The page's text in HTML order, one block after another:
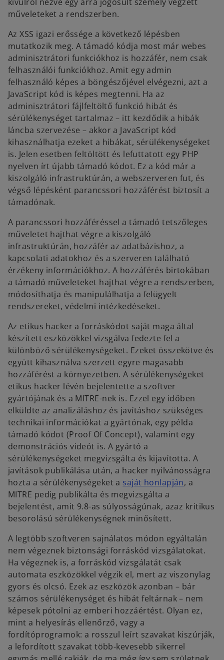
műveleteket a rendszerben.
Az XSS igazi erőssége a következő lépésben
mutatkozik meg. A támadó kódja most már webes
adminisztrátori funkciókhoz is hozzáfér, nem csak
felhasználói funkciókhoz. Amit egy admin
felhasználó képes a böngészőjével elvégezni, azt a
JavaScript kód is képes megtenni. Ha az
adminisztrátori fájlfeltöltő funkció hibát és
sérülékenységet tartalmaz – itt kezdődik a hibák
láncba szervezése – akkor a JavaScript kód
kihasználhatja ezeket a hibákat, sérülékenységeket
is. Jelen esetben feltöltött és lefuttatott egy PHP
nyelven írt újabb támadó kódot. Ez a kód már a
kiszolgáló infrastruktúrán, a webszerveren fut, és
végső lépésként parancssori hozzáférést biztosít a
támadónak.
A parancssori hozzáféréssel a támadó tetszőleges
műveletet hajthat végre a kiszolgáló
infrastruktúrán, hozzáfér az adatbázishoz, a
kapcsolati adatokhoz és a szerveren található
érzékeny információkhoz. A hozzáférés birtokában
a támadó műveleteket hajthat végre a rendszerben,
módosíthatja és manipulálhatja a felügyelt
rendszereket, védelmi intézkedéseket.
Az etikus hacker a forráskódot saját maga által
készített eszközökkel vizsgálva fedezte fel a
különböző sérülékenységeket. Ezeket összekötve és
együtt kihasználva szerzett egyre magasabb
hozzáférést a környezetben. A sérülékenységeket
etikus hacker lévén bejelentette a szoftver
gyártójának és a MITRE-nek is. Ezzel egy időben
elküldte az analizáláshoz és javításhoz szükséges
technikai információkat a gyártónak, egy példa
támadó kódot (Proof Of Concept), valamint egy
demonstrációs videót is. A gyártó a
sérülékenységeket megvizsgálta és kijavította. A
javítások publikálása után, a hacker nyilvánosságra
hozta a sérülékenységeket a saját honlapjáno
e
i
n
n
e
w
t
b
, a
MITRE pedig publikálta és megvizsgálta a
bejelentést, amit 9.8-as súlyosságúnak, azaz kritikus
besorolású sérülékenységnek minősített.
A legtöbb szoftveren sajnálatos módon egyáltalán
nem végeznek biztonsági forráskód vizsgálatokat.
Ha végeznek is, a forráskód vizsgálatát csak
automata eszközökkel végzik el, mert az viszonylag
gyors és olcsó. Ezek az eszközök azonban – bár
számos sérülékenységet és hibát feltárnak – nem
képesek pótolni az emberi hozzáértést. Olyan ez,
mint a helyesírás ellenőrző, vagy a
fordítóprogramok: a rosszul leírt szavakat kiszúrják,
a lefordított szavakat több-kevesebb sikerrel